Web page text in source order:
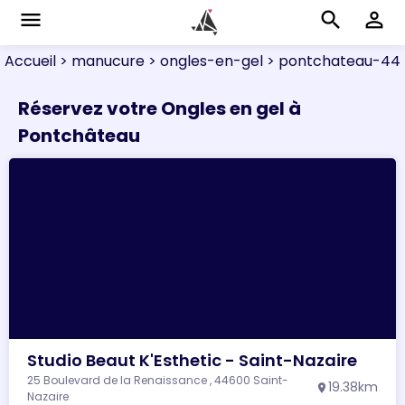
menu search perm_identity
Accueil > manucure > ongles-en-gel > pontchateau-44
Réservez votre Ongles en gel à
Pontchâteau
Studio Beaut K'Esthetic - Saint-Nazaire
25 Boulevard de la Renaissance , 44600 Saint-
Nazaire
location_on 19.38km